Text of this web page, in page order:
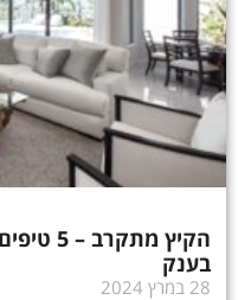
הקיץ
בענק
28 במרץ 2024